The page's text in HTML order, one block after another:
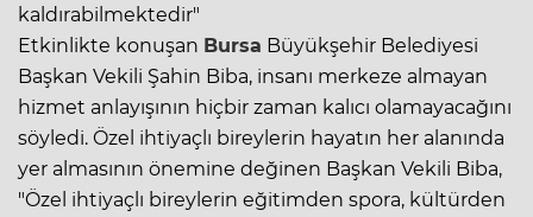
kaldırabilmektedir"
Etkinlikte konuşan Bursa Büyükşehir Belediyesi
Başkan Vekili Şahin Biba, insanı merkeze almayan
hizmet anlayışının hiçbir zaman kalıcı olamayacağını
söyledi. Özel ihtiyaçlı bireylerin hayatın her alanında
yer almasının önemine değinen Başkan Vekili Biba,
"Özel ihtiyaçlı bireylerin eğitimden spora, kültürden